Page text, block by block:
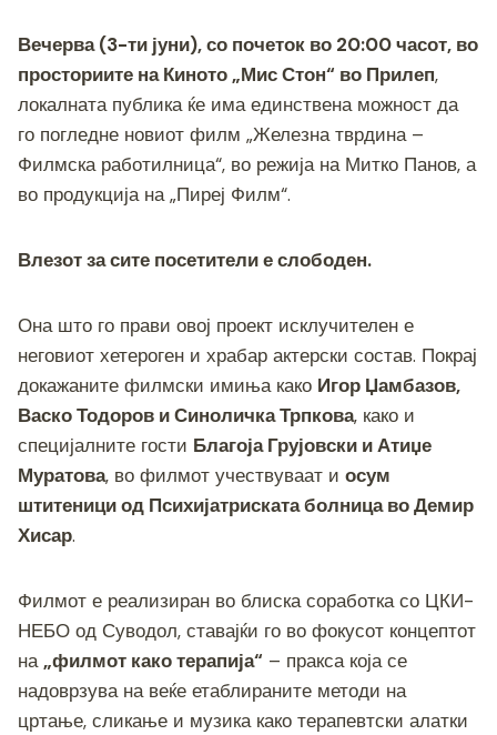
e
b
o
o
k
er
ss
e
n
g
er
gr
a
m
s
A
p
p
y
Li
n
k
l e
Вечерва (3-ти јуни), со почеток во 20:00 часот, во
просториите на Киното „Мис Стон“ во Прилеп,
локалната публика ќе има единствена можност да
го погледне новиот филм „Железна тврдина –
Филмска работилница“, во режија на Митко Панов, а
во продукција на „Пиреј Филм“.
Влезот за сите посетители е слободен.
Она што го прави овој проект исклучителен е
неговиот хетероген и храбар актерски состав. Покрај
докажаните филмски имиња како Игор Џамбазов,
Васко Тодоров и Синоличка Трпкова, како и
специјалните гости Благоја Грујовски и Атиџе
Муратова, во филмот учествуваат и осум
штитеници од Психијатриската болница во Демир
Хисар.
Филмот е реализиран во блиска соработка со ЦКИ-
НЕБО од Суводол, ставајќи го во фокусот концептот
на „филмот како терапија“ – пракса која се
надоврзува на веќе етаблираните методи на
цртање, сликање и музика како терапевтски алатки